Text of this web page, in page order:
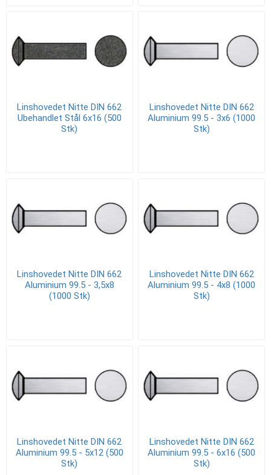
Linshovedet Nitte DIN 662
Ubehandlet Stål 6x16 (500
Stk)
Linshovedet Nitte DIN 662
Aluminium 99.5 - 3x6 (1000
Stk)
Linshovedet Nitte DIN 662
Aluminium 99.5 - 3,5x8
(1000 Stk)
Linshovedet Nitte DIN 662
Aluminium 99.5 - 4x8 (1000
Stk)
Linshovedet Nitte DIN 662
Aluminium 99.5 - 5x12 (500
Stk)
Linshovedet Nitte DIN 662
Aluminium 99.5 - 6x16 (500
Stk)